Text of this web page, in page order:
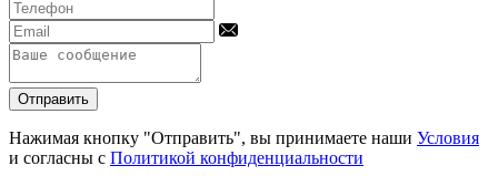
Отправить
Нажимая кнопку "Отправить", вы принимаете наши Условия
и согласны с Политикой конфиденциальности